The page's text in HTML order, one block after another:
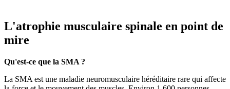
L'atrophie musculaire spinale en point de
mire
Qu'est-ce que la SMA ?
La SMA est une maladie neuromusculaire héréditaire rare qui affecte